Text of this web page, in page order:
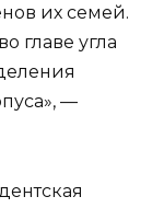
их семей.
главе угла
—